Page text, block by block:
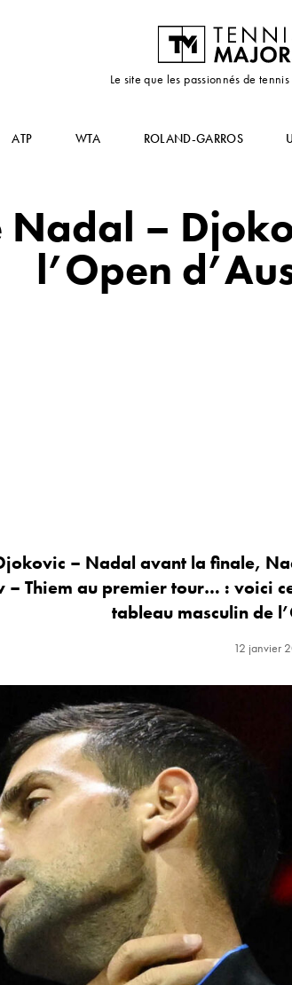
Le site que les passionnés de
ATP WTA ROLAND-GARROS
Nadal –
l’Open
– Nadal avant la finale,
– Thiem au premier tour… : voici
tableau masculin de
12 janvier